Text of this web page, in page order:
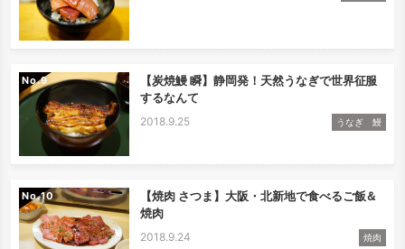
No.
【炭焼鰻 瞬】静岡発！天然うなぎで世界征服
するなんて
2018.9.25 うなぎ 鰻
No.
【焼肉 さつま】大阪・北新地で食べるご飯＆
焼肉
2018.9.24 焼肉